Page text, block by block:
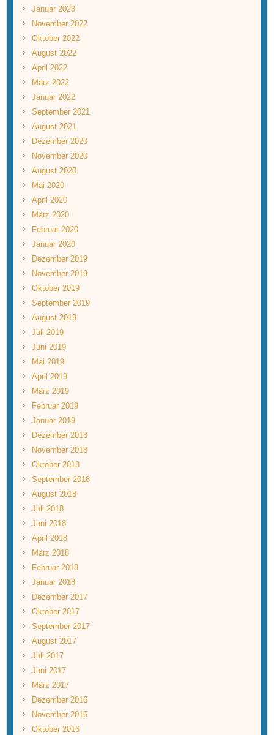
Januar 2023
November 2022
Oktober 2022
August 2022
April 2022
März 2022
Januar 2022
September 2021
August 2021
Dezember 2020
November 2020
August 2020
Mai 2020
April 2020
März 2020
Februar 2020
Januar 2020
Dezember 2019
November 2019
Oktober 2019
September 2019
August 2019
Juli 2019
Juni 2019
Mai 2019
April 2019
März 2019
Februar 2019
Januar 2019
Dezember 2018
November 2018
Oktober 2018
September 2018
August 2018
Juli 2018
Juni 2018
April 2018
März 2018
Februar 2018
Januar 2018
Dezember 2017
Oktober 2017
September 2017
August 2017
Juli 2017
Juni 2017
März 2017
Dezember 2016
November 2016
Oktober 2016